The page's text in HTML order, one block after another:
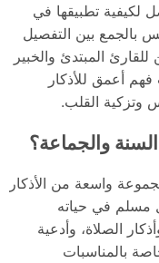
لكيفية تطبيقها في
بالجمع بين التفصيل
المبتدئ والخبير
أعمق للأذكار
وتزكية القلب.
والجماعة؟
واسعة من الأذكار
مسلم في حياته
الصلاة، وأدعية
بالمناسبات